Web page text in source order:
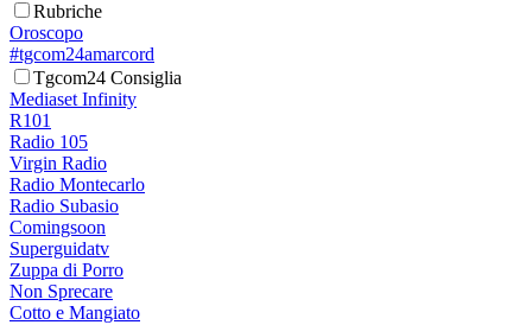
Rubriche
Oroscopo
#tgcom24amarcord
Tgcom24 Consiglia
Mediaset Infinity
R101
Radio 105
Virgin Radio
Radio Montecarlo
Radio Subasio
Comingsoon
Superguidatv
Zuppa di Porro
Non Sprecare
Cotto e Mangiato